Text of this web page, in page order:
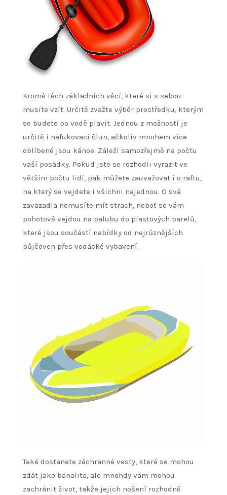
Kromě těch základních věcí, které si s sebou
musíte vzít. Určitě zvažte výběr prostředku, kterým
se budete po vodě plavit. Jednou z možností je
určitě i nafukovací člun, ačkoliv mnohem více
oblíbené jsou kánoe. Záleží samozřejmě na počtu
vaší posádky. Pokud jste se rozhodli vyrazit ve
větším počtu lidí, pak můžete zauvažovat i o raftu,
na který se vejdete i všichni najednou. O svá
zavazadla nemusíte mít strach, neboť se vám
pohotově vejdou na palubu do plastových barelů,
které jsou součástí nabídky od nejrůznějších
půjčoven přes vodácké vybavení.
Také dostanete záchranné vesty, které se mohou
zdát jako banalita, ale mnohdy vám mohou
zachránit život, takže jejich nošení rozhodně